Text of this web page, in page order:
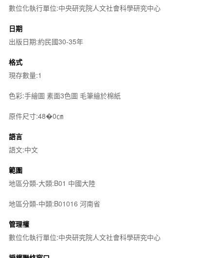
數位化執行單位:中央研究院人文社會科學研究中心
日期
出版日期:約民國30-35年
格式
現存數量:1
色彩:手繪圖 素面3色圖 毛筆繪於棉紙
原件尺寸:48�0㎝
語言
語文:中文
範圍
地區分類-大類:B01 中國大陸
地區分類-中類:B01016 河南省
管理權
數位化執行單位:中央研究院人文社會科學研究中心